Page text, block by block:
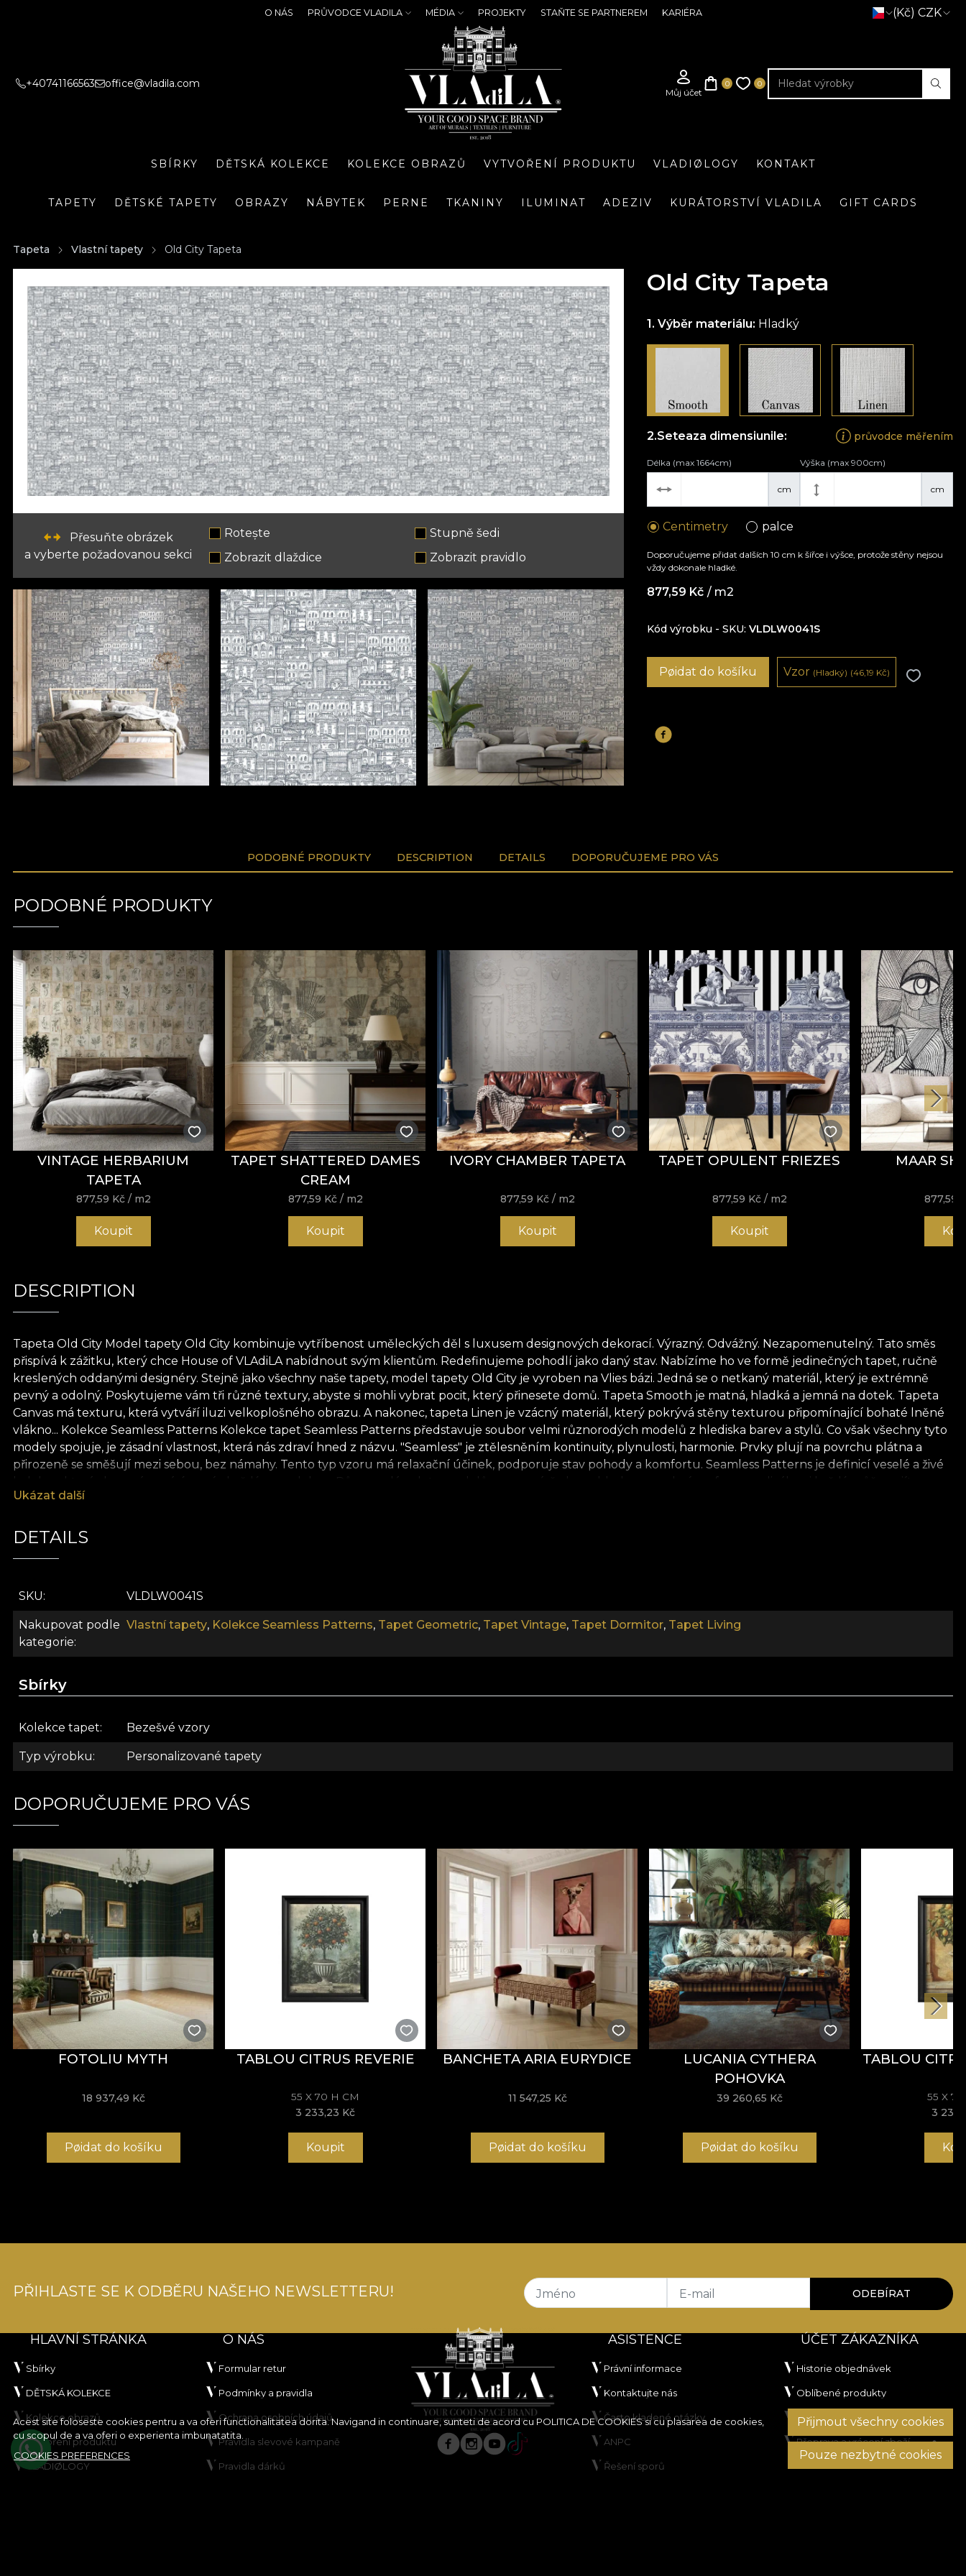
O NÁS PRŮVODCE VLADILA MÉDIA PROJEKTY STAŇTE SE PARTNEREM KARIÉRA (Kč) CZK
+40741166563 office@vladila.com
SBÍRKY DĚTSKÁ KOLEKCE KOLEKCE OBRAZŮ VYTVOŘENÍ PRODUKTU VLADIØLOGY KONTAKT
TAPETY DĚTSKÉ TAPETY OBRAZY NÁBYTEK PERNE TKANINY ILUMINAT ADEZIV KURÁTORSTVÍ VLADILA GIFT CARDS
Tapeta Vlastní tapety Old City Tapeta
Přesuňte obrázek
a vyberte požadovanou sekci
Rotește
Stupně šedi
Zobrazit dlaždice
Zobrazit pravidlo
Old City Tapeta
Výběr materiálu: Hladký
Seteaza dimensiunile: průvodce měřením
cm
Délka (max 1664cm)
cm
Výška (max 900cm)
Centimetry palce
Doporučujeme přidat dalších 10 cm k šířce i výšce, protože stěny nejsou
vždy dokonale hladké.
877,59 Kč / m2
Kód výrobku - SKU VLDLW0041S
Pøidat do košíku Vzor (Hladký) (46,19 Kč)
PODOBNÉ PRODUKTY DESCRIPTION DETAILS DOPORUČUJEME PRO VÁS
PODOBNÉ PRODUKTY
VINTAGE HERBARIUM
TAPETA
877,59 Kč / m2
Koupit
TAPET SHATTERED DAMES
CREAM
877,59 Kč / m2
Koupit
IVORY CHAMBER TAPETA
877,59 Kč / m2
Koupit
TAPET OPULENT FRIEZES
877,59 Kč / m2
Koupit
MAAR
877,59
DESCRIPTION
Tapeta Old City Model tapety Old City kombinuje vytříbenost uměleckých děl s luxusem designových dekorací. Výrazný. Odvážný. Nezapomenutelný. Tato směs
přispívá k zážitku, který chce House of VLAdiLA nabídnout svým klientům. Redefinujeme pohodlí jako daný stav. Nabízíme ho ve formě jedinečných tapet, ručně
kreslených oddanými designéry. Stejně jako všechny naše tapety, model tapety Old City je vyroben na Vlies bázi. Jedná se o netkaný materiál, který je extrémně
pevný a odolný. Poskytujeme vám tři různé textury, abyste si mohli vybrat pocit, který přinesete domů. Tapeta Smooth je matná, hladká a jemná na dotek. Tapeta
Canvas má texturu, která vytváří iluzi velkoplošného obrazu. A nakonec, tapeta Linen je vzácný materiál, který pokrývá stěny texturou připomínající bohaté lněné
vlákno... Kolekce Seamless Patterns Kolekce tapet Seamless Patterns představuje soubor velmi různorodých modelů z hlediska barev a stylů. Co však všechny tyto
modely spojuje, je zásadní vlastnost, která nás zdraví hned z názvu. "Seamless" je ztělesněním kontinuity, plynulosti, harmonie. Prvky plují na povrchu plátna a
přirozeně se směšují mezi sebou, bez námahy. Tento typ vzoru má relaxační účinek, podporuje stav pohody a komfortu. Seamless Patterns je definicí veselé a živé
alespoň jeden model, který jim připomíná domov. Ať už mluvíme o modelech inspirovaných tradičními rumunskými prvky, texturami připomínajícími horskou
přírodě jsou všechny naše tapety vyrobeny z přírodních, ekologických a biologicky rozložitelných materiálů. **House of VLAdiLA doporučuje používat vlastní
Ukázat další
DETAILS
SKU VLDLW0041S
Nakupovat podle
kategorie
Vlastní tapety, Kolekce Seamless Patterns, Tapet Geometric, Tapet Vintage, Tapet Dormitor, Tapet Living
Sbírky
Kolekce tapet Bezešvé vzory
Typ výrobku Personalizované tapety
DOPORUČUJEME PRO VÁS
FOTOLIU MYTH
18 937,49 Kč
Pøidat do košíku
TABLOU CITRUS REVERIE
55 X 70 H CM
3 233,23 Kč
Koupit
BANCHETA ARIA EURYDICE
11 547,25 Kč
Pøidat do košíku
LUCANIA CYTHERA
POHOVKA
39 260,65 Kč
Pøidat do košíku
TABLOU
55 X
3
Acest site foloseste cookies pentru a va oferi functionalitatea dorita. Navigand in continuare, sunteti de acord cu POLITICA DE COOKIESsi cu plasarea de cookies,
cu scopul de a va oferi o experienta imbunatatita.
COOKIES PREFERENCES
Přijmout všechny cookies
Pouze nezbytné cookies
PŘIHLASTE SE K ODBĚRU NAŠEHO NEWSLETTERU! Jméno E-mail ODEBÍRAT
HLAVNÍ STRÁNKA
Sbírky
DĚTSKÁ KOLEKCE
Kolekce obrazů
Vytvoření produktu
VLADIØLOGY
O NÁS
Formular retur
Podmínky a pravidla
Ochrana osobních údajů
Pravidla slevové kampaně
Pravidla dárků
ASISTENCE
Právní informace
Kontaktujte nás
Často kladené otázky
ANPC
Řešení sporů
ÚČET ZÁKAZNÍKA
Historie objednávek
Oblíbené produkty
Platební metody
Přeprava a vrácení zboží